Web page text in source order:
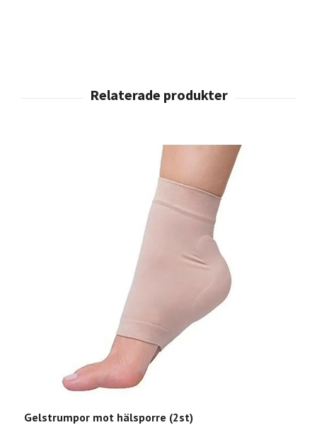
Gelstrumpor mot hälsporre (2st)